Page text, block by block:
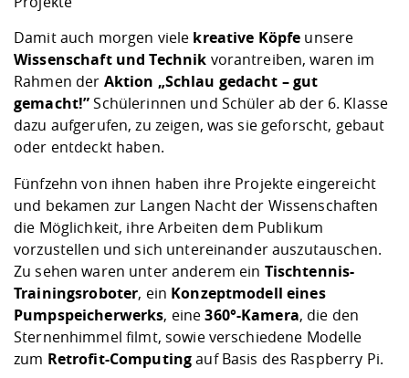
Vorbereitung
Checkliste zum
Studien- und
Digitales Lernen
Fremdsprachen
Jobs, Praktika,
Studieren in
Lebenslagen
Angebote der
Arbeit
Career Service
Lehren,
Weiterbilden im
Internationale
Formulare und
FIS -
Prototyping und
Gründung und
Kontakt &
Klimaschutz &
Förderverein
Gremien und
Landbau/
Maschinenbau
Angebote für
Kontakt und Anfahrt
Qualitätssicherung
Damit auch morgen viele kreative Köpfe unsere
Wissenschaft und Technik vorantreiben, waren im
Rahmen der Aktion „Schlau gedacht – gut
gemacht!”Schülerinnen und Schüler ab der 6. Klasse
dazu aufgerufen, zu zeigen, was sie geforscht, gebaut
oder entdeckt haben.
Fünfzehn von ihnen haben ihre Projekte eingereicht
und bekamen zur Langen Nacht der Wissenschaften
die Möglichkeit, ihre Arbeiten dem Publikum
vorzustellen und sich untereinander auszutauschen.
Zu sehen waren unter anderem ein Tischtennis-
Trainingsroboter, ein Konzeptmodell eines
Pumpspeicherwerks, eine360°-Kamera, die den
Sternenhimmel filmt, sowie verschiedene Modelle
zum Retrofit-Computingauf Basis des Raspberry Pi.